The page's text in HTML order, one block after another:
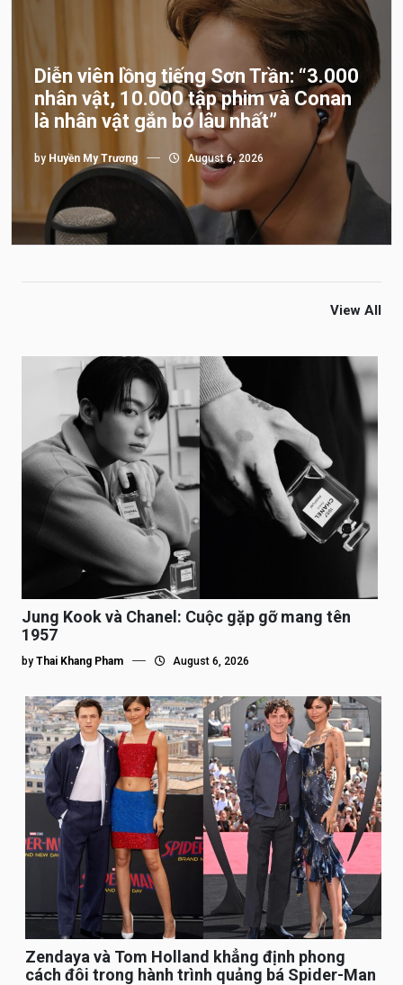
Diễn viên lồng tiếng Sơn Trần: “3.000
nhân vật, 10.000 tập phim và Conan
là nhân vật gắn bó lâu nhất”
by Huyền My Trương August 6, 2026
View All
Jung Kook và Chanel: Cuộc gặp gỡ mang tên
1957
by Thai Khang Pham August 6, 2026
Zendaya và Tom Holland khẳng định phong
cách đôi trong hành trình quảng bá Spider-Man